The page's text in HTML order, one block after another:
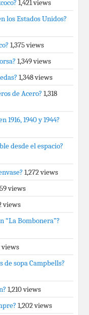
1,421 views
los Estados Unidos?
1,375 views
1,349 views
1,348 views
de Acero? 1,318
1916, 1940 y 1944?
desde el espacio?
1,272 views
views
views
“La Bombonera”?
views
de sopa Campbells?
1,210 views
1,202 views